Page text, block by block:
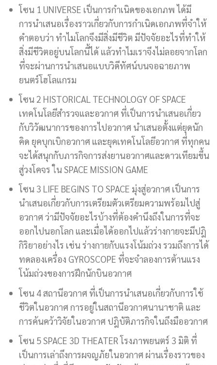
โซน 1 UNIVERSE เป็นการกำเนิดของเอกภพ ได้มี
การนำเสนอเรื่องราวเกี่ยวกับการกำเนิดเอกภพที่จำให้
คำตอบว่า ทำไมโลกจึงมีสิ่งมีชีวิต มีปัจจัยอะไรที่ทำให้
สิ่งมีชีวิตอยู่บนโลกนี้ได้ แล้วทำไมเราจึงไม่ลอยจากโลก
ที่จะผ่านการนำเสนอแบบวิดีทัศน์บนจอฉายภาพ
ยนตร์โฮโลแกรม
โซน 2 HISTORICAL TECHNOLOGY OF SPACE
เทคโนโลยีสำรวจและอวกาศ ที่เป็นการนำเสนอเกี่ยว
กับวิวัฒนาการของการไปอวกาศ นำเสนอตั้งแต่ยุดนัก
คิด ยุคบุกเบิกอวกาศ และยุคเทคโนโลยีอวกาศ ที่ทุกคน
จะได้สนุกกับภารกิจการส่งยานอวกาศและดาวเทียมขึ้น
สู่วงโคจร ใน SPACE MISSION GAME
โซน 3 LIFE BEGINS TO SPACE มุ่งสู่อวกาศ เป็นการ
นำเสนอเกี่ยวกับการเตรียมตัวเตรียมความพร้อมไปสู่
อวกาศ ว่ามีปัจจัยอะไรบ้างที่ต้องคำนึงถึงในการที่จะ
ออกไปนอกโลก และเมื่อได้ออกไปแล้วร่างกายจะมีปฎิ
กิริยาอย่างไร เช่น ร่างกายกับแรงโน้มถ่วง รวมถึงการได้
ทดลองเครื่อง GYROSCOPE ที่จะจำลองการต้านแรง
โน้มถ่วงของการฝึกนักบินอวกาศ
โซน 4 สถานีอวกาศ ที่เป็นการนำเสนอเกี่ยวกับการใช้
ชีวิตในอวกาศ การอยู่ในสถานีอวกาศนานาชาติ และ
การค้นคว้าวิจัยในอวกาศ ปฎิบัติภารกิจในถึงมืออวกาศ
โซน 5 SPACE 3D THEATER โรงภาพยนตร์ 3 มิติ ที่
เป็นการเล่าถึงการผจญภัยในอวกาศ ผ่านเรื่องราวของ